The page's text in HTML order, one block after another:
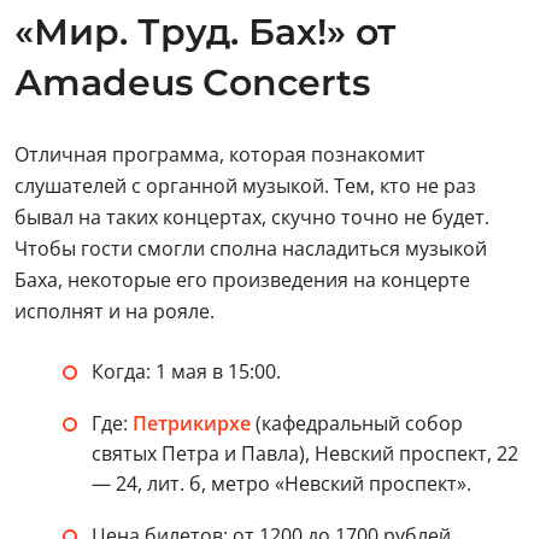
«Мир. Труд. Бах!» от
Аmadeus Сoncerts
Отличная программа, которая познакомит
слушателей с органной музыкой. Тем, кто не раз
бывал на таких концертах, скучно точно не будет.
Чтобы гости смогли сполна насладиться музыкой
Баха, некоторые его произведения на концерте
исполнят и на рояле.
Когда: 1 мая в 15:00.
Где: Петрикирхе(кафедральный собор
святых Петра и Павла), Невский проспект, 22
— 24, лит. б, метро «Невский проспект».